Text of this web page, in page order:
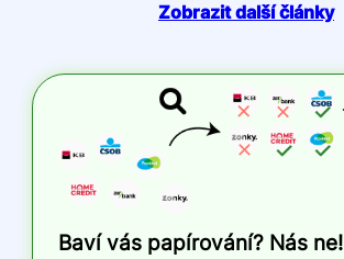
Zobrazit další články
Baví vás papírování? Nás ne!